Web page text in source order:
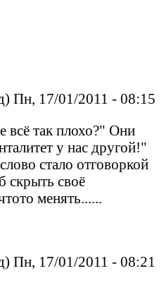
Пн, 17/01/2011 - 08:15
так плохо?" Они
у нас другой!"
стало отговоркой
скрыть своё
менять......
Пн, 17/01/2011 - 08:21